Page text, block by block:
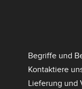
Begriffe und
Kontaktiere
Lieferung und